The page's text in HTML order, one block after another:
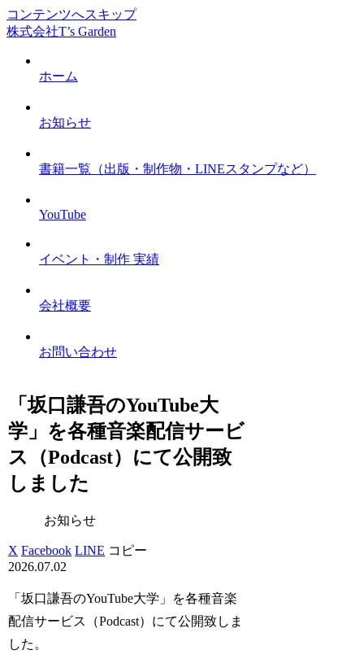
コンテンツへスキップ
株式会社T’s Garden
ホーム
お知らせ
書籍一覧（出版・制作物・LINEスタンプなど）
YouTube
イベント・制作 実績
会社概要
お問い合わせ
「坂口謙吾のYouTube大
学」を各種音楽配信サービ
ス（Podcast）にて公開致
しました
お知らせ
X Facebook LINE コピー
2026.07.02
「坂口謙吾のYouTube大学」を各種音楽
配信サービス（Podcast）にて公開致しま
した。